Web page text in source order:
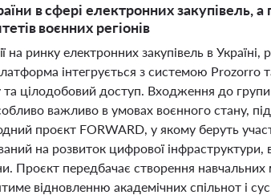
в сфері електронних закупівель,
воєнних регіонів
ринку електронних закупівель в Україні,
інтегрується з системою Prozorro
та цілодобовий доступ. Входження до
важливо в умовах воєнного стану,
проєкт FORWARD, у якому беруть
на розвиток цифрової інфраструктури,
Проєкт передбачає створення
відновленню академічних спільнот і